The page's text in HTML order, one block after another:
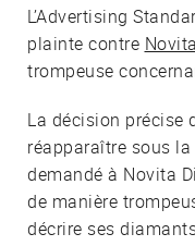
L’Advertising
plainte contre
trompeuse
La décision précise
réapparaître sous la
demandé à Novita
de manière
décrire ses